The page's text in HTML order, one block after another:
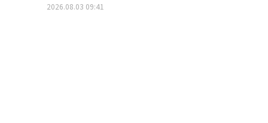
2026.08.03 09:41